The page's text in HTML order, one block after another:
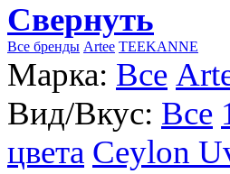
Свернуть
Все бренды Artee TEEKANNE
Марка: Все
Вид/Вкус: Все
цвета Ceylon